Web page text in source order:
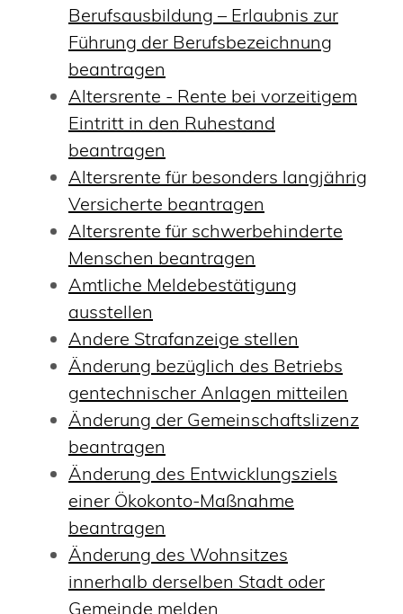
Berufsausbildung – Erlaubnis zur
Führung der Berufsbezeichnung
beantragen
Altersrente - Rente bei vorzeitigem
Eintritt in den Ruhestand
beantragen
Altersrente für besonders langjährig
Versicherte beantragen
Altersrente für schwerbehinderte
Menschen beantragen
Amtliche Meldebestätigung
ausstellen
Andere Strafanzeige stellen
Änderung bezüglich des Betriebs
gentechnischer Anlagen mitteilen
Änderung der Gemeinschaftslizenz
beantragen
Änderung des Entwicklungsziels
einer Ökokonto-Maßnahme
beantragen
Änderung des Wohnsitzes
innerhalb derselben Stadt oder
Gemeinde melden